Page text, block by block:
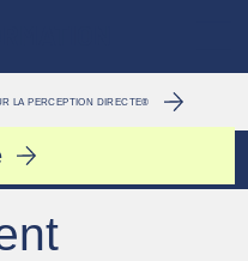
LA PERCEPTION DIRECTE®
de